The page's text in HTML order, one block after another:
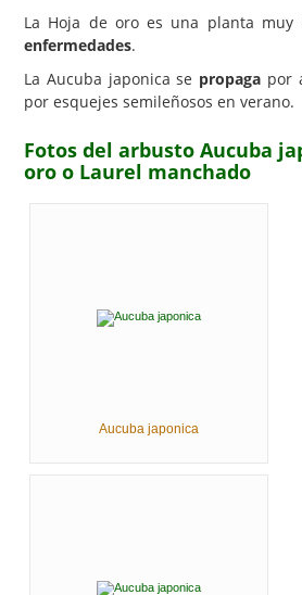
La Hoja de oro es una planta muy
enfermedades.
La Aucuba japonica se propaga por
por esquejes semileñosos en verano.
Fotos del arbusto Aucuba
oro o Laurel manchado
Aucuba japonica